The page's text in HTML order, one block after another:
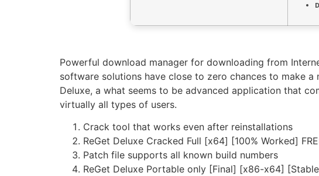
Powerful download manager for downloading from
software solutions have close to zero chances to make
Deluxe, a what seems to be advanced application that
virtually all types of users.
Crack tool that works even after reinstallations
ReGet Deluxe Cracked Full [x64] [100% Worked]
Patch file supports all known build numbers
ReGet Deluxe Portable only [Final] [x86-x64]